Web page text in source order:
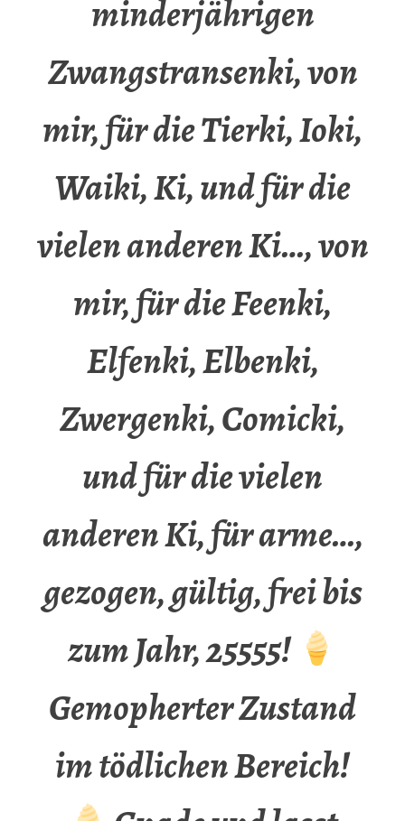
minderjährigen
Zwangstransenki, von
mir, für die Tierki, Ioki,
Waiki, Ki, und für die
vielen anderen Ki…, von
mir, für die Feenki,
Elfenki, Elbenki,
Zwergenki, Comicki,
und für die vielen
anderen Ki, für arme…,
gezogen, gültig, frei bis
zum Jahr, 25555!
Gemopherter Zustand
im tödlichen Bereich!